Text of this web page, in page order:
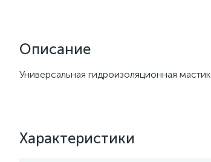
Описание
Универсальная гидроизоляционная
Характеристики